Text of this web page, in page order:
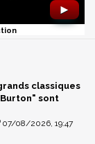
►
classiques
sont
07/08/2026, 19:47